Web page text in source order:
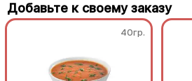
Добавьте к своему заказу
40гр.